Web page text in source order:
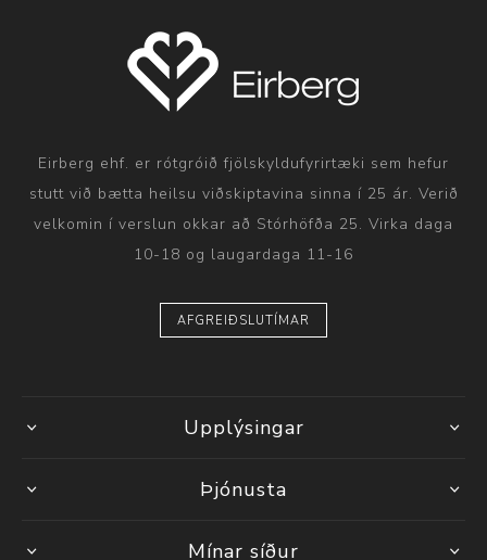
Eirberg ehf. er rótgróið fjölskyldufyrirtæki sem hefur
stutt við bætta heilsu viðskiptavina sinna í 25 ár. Verið
velkomin í verslun okkar að Stórhöfða 25. Virka daga
10-18 og laugardaga 11-16
AFGREIÐSLUTÍMAR
Upplýsingar
Þjónusta
Mínar síður